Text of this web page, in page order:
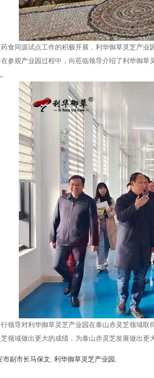
食同源试点工作的积极开展，利华御草灵芝产
参观产业园过程中，向莅临领导介绍了利华御
领导对利华御草灵芝产业园在泰山赤灵芝领域
领域做出更大的成绩，为泰山赤灵芝发展做出更
市副市长马保文; 利华御草灵芝产业园 ;